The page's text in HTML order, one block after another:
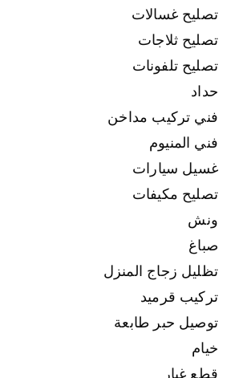
تصليح غسالات
تصليح ثلاجات
تصليح تلفونات
حداد
فني تركيب مداخن
فني المنيوم
غسيل سيارات
تصليح مكيفات
ونش
صباغ
تظليل زجاج المنزل
تركيب قرميد
توصيل حبر طابعة
خيام
قطع غيار